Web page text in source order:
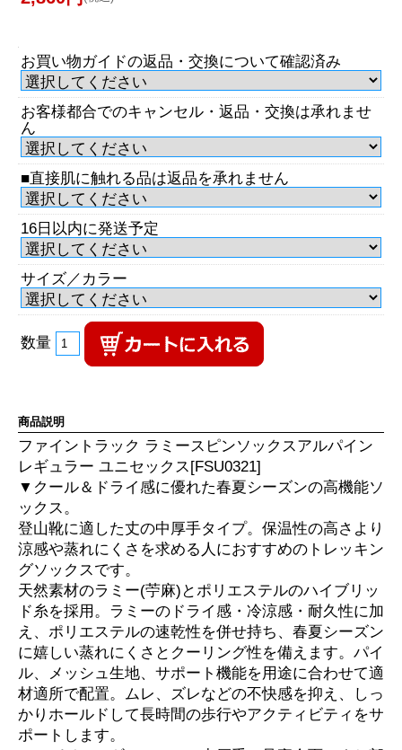
お買い物ガイドの返品・交換について確認済み
お客様都合でのキャンセル・返品・交換は承れませ
ん
■直接肌に触れる品は返品を承れません
16日以内に発送予定
サイズ／カラー
数量
商品説明
ファイントラック ラミースピンソックスアルパイン
レギュラー ユニセックス[FSU0321]
▼クール＆ドライ感に優れた春夏シーズンの高機能ソ
ックス。
登山靴に適した丈の中厚手タイプ。保温性の高さより
涼感や蒸れにくさを求める人におすすめのトレッキン
グソックスです。
天然素材のラミー(苧麻)とポリエステルのハイブリッ
ド糸を採用。ラミーのドライ感・冷涼感・耐久性に加
え、ポリエステルの速乾性を併せ持ち、春夏シーズン
に嬉しい蒸れにくさとクーリング性を備えます。パイ
ル、メッシュ生地、サポート機能を用途に合わせて適
材適所で配置。ムレ、ズレなどの不快感を抑え、しっ
かりホールドして長時間の歩行やアクティビティをサ
ポートします。